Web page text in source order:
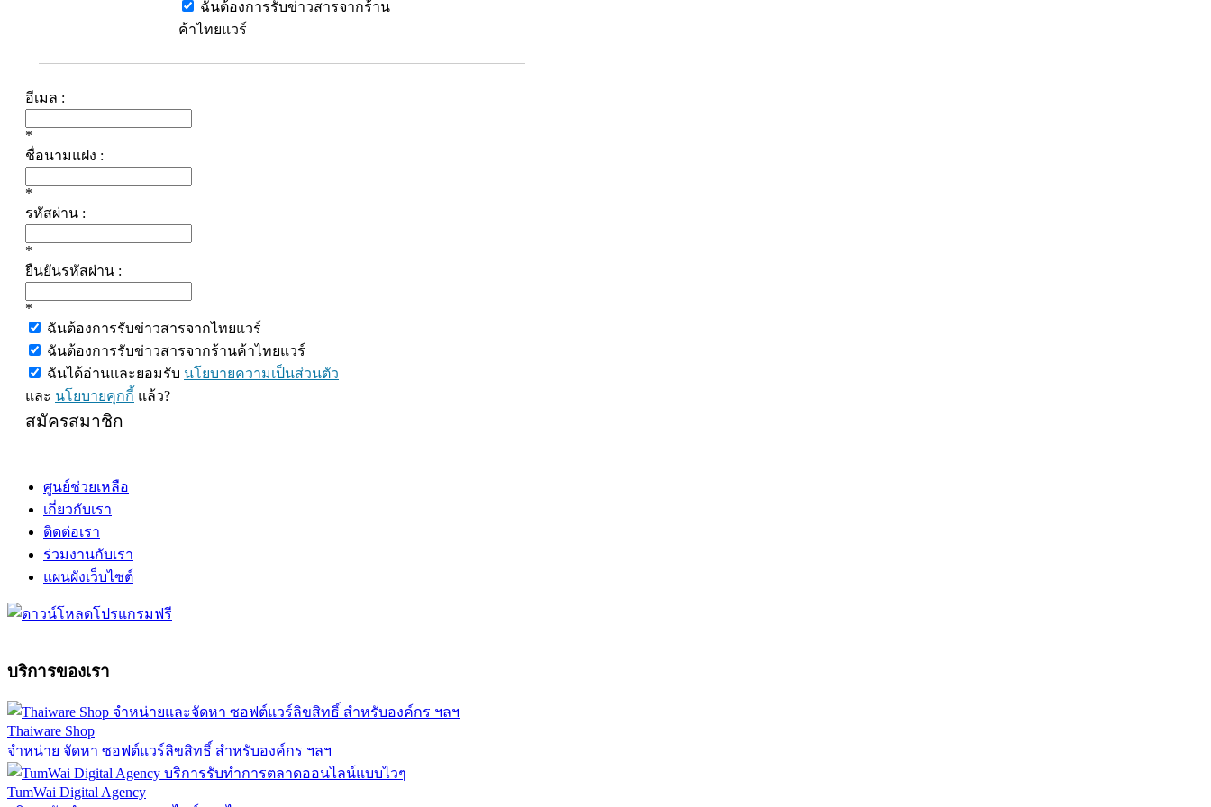
ฉันต้องการรับข่าวสารจากร้าน
ค้าไทยแวร์
อีเมล :
*
ชื่อนามแฝง :
*
รหัสผ่าน :
*
ยืนยันรหัสผ่าน :
*
ฉันต้องการรับข่าวสารจากไทยแวร์
ฉันต้องการรับข่าวสารจากร้านค้าไทยแวร์
ฉันได้อ่านและยอมรับ นโยบายความเป็นส่วนตัว
และ นโยบายคุกกี้ แล้ว?
สมัครสมาชิก
ศูนย์ช่วยเหลือ
เกี่ยวกับเรา
ติดต่อเรา
ร่วมงานกับเรา
แผนผังเว็บไซต์
บริการของเรา
Thaiware Shop
จำหน่าย จัดหา ซอฟต์แวร์ลิขสิทธิ์ สำหรับองค์กร ฯลฯ
TumWai Digital Agency